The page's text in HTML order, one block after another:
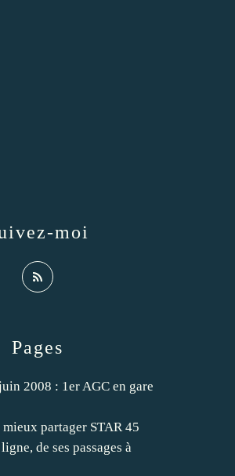
Pages
2008 : 1er AGC en gare
partager STAR 45
de ses passages à
moi